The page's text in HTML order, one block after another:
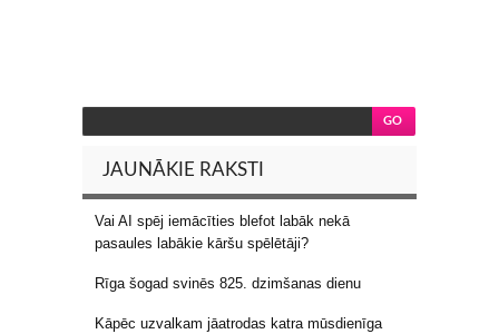
JAUNĀKIE RAKSTI
Vai AI spēj iemācīties blefot labāk nekā
pasaules labākie kāršu spēlētāji?
Rīga šogad svinēs 825. dzimšanas dienu
Kāpēc uzvalkam jāatrodas katra mūsdienīga